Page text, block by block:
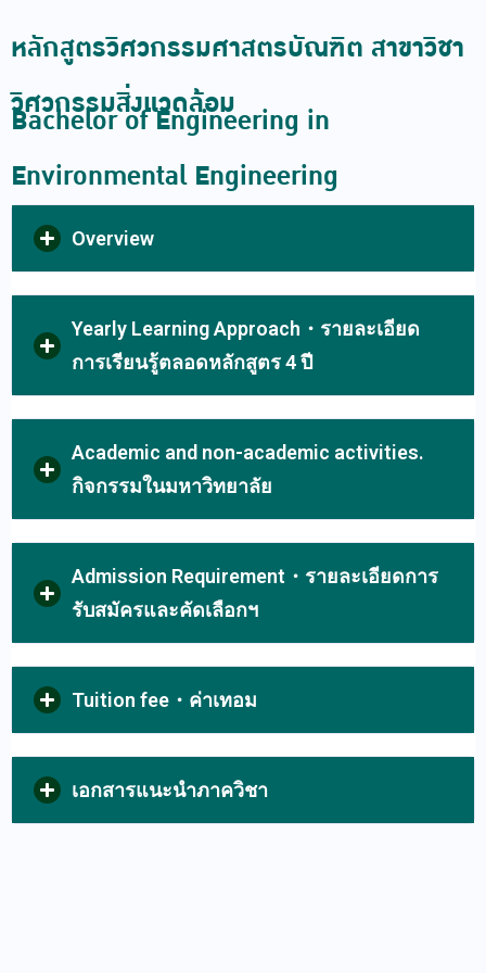
หลักสูตรวิศวกรรมศาสตรบัณฑิต สาขาวิชา
วิศวกรรมสิ่งแวดล้อม
Bachelor of Engineering in
Environmental Engineering
Overview
Yearly Learning Approach・รายละเอียด
การเรียนรู้ตลอดหลักสูตร 4 ปี
Academic and non-academic activities.
กิจกรรมในมหาวิทยาลัย
Admission Requirement・รายละเอียดการ
รับสมัครและคัดเลือกฯ
Tuition fee・ค่าเทอม
เอกสารแนะนำภาควิชา